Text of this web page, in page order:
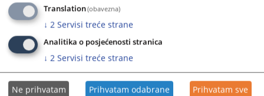
Stranke zainteresovane da svoje predmete riješe sudskom
nagodbom mogu se samostalno, preko svog zastupnika ili u
dogovoru sa suprotnom stranom pisanim prijedlogom ili na
drugi način obratiti sudu odnosno postupajućem sudiji i
predložiti zaključenje sudske nagodbe. Postupajući sudija će, u
skladu sa odredbama Zakona o parničnom postupku, tokom
cijelog postupka nastojati da spor riješi u skladu sa iskazanom
voljom stranaka.
Translation(obavezna)
↓ 2 Servisi treće strane
Analitika o posjećenosti stranica
↓ 2 Servisi treće strane
Ne prihvatam Prihvatam odabrane Prihvatam sve